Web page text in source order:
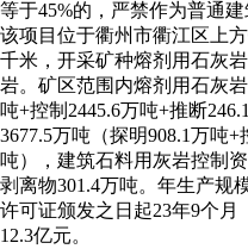
等于45%的，严禁作为普通建
该项目位于衢州市衢江区上
千米，开采矿种熔剂用石灰
岩。矿区范围内熔剂用石灰
吨+控制2445.6万吨+推断
3677.5万吨（探明908.1万吨
吨），建筑石料用灰岩控制
剥离物301.4万吨。年生产规
许可证颁发之日起23年9个月
12.3亿元。